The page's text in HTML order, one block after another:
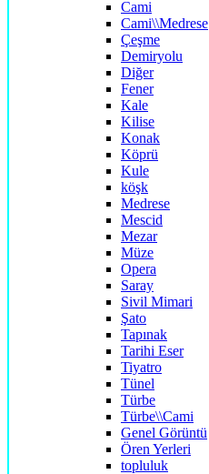
Cami
Cami\\Medrese
Çeşme
Demiryolu
Diğer
Fener
Kale
Kilise
Konak
Köprü
Kule
köşk
Medrese
Mescid
Mezar
Müze
Opera
Saray
Sivil Mimari
Şato
Tapınak
Tarihi Eser
Tiyatro
Tünel
Türbe
Türbe\\Cami
Genel Görüntü
Ören Yerleri
topluluk